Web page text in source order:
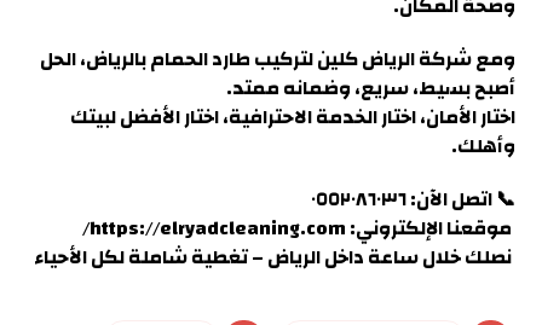
ومع شركة الرياض كلين لتركيب طارد الحمام بالرياض، الحل
أصبح بسيط، سريع، وضمانه ممتد.
اختار الأمان، اختار الخدمة الاحترافية، اختار الأفضل لبيتك
وأهلك.
📞 اتصل الآن: ٠٥٥٢٠٨٦٠٣٦
موقعنا الإلكتروني: https://elryadcleaning.com/
نصلك خلال ساعة داخل الرياض – تغطية شاملة لكل الأحياء